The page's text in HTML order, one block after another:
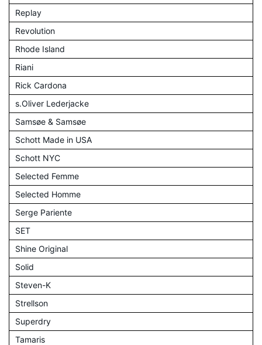
Replay
Revolution
Rhode Island
Riani
Rick Cardona
s.Oliver Lederjacke
Samsøe & Samsøe
Schott Made in USA
Schott NYC
Selected Femme
Selected Homme
Serge Pariente
SET
Shine Original
Solid
Steven-K
Strellson
Superdry
Tamaris